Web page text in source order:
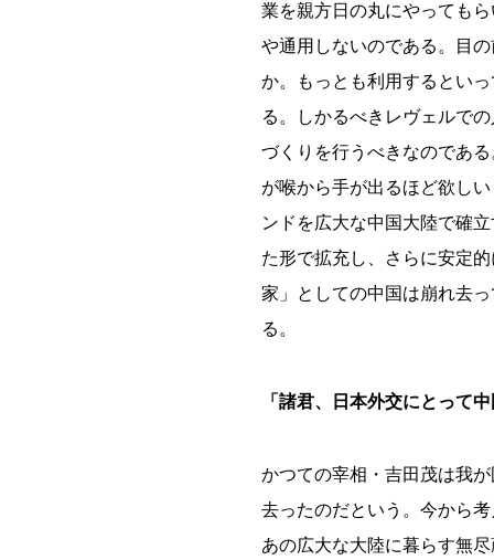
業を親方日の丸にやっても
や通用しないのである。目
か。もっとも利用するとい
る。しかるべきレヴェルで
づくりを行うべきなのであ
が喉から手が出るほど欲し
ンドを広大な中国大陸で確
た形で拡充し、さらに安定
家」としての中国は崩れ去
る。
「諸君、日本外交にとって
かつての宰相・吉田茂は我
去ったのだという。今から
あの広大な大陸に暮らす無